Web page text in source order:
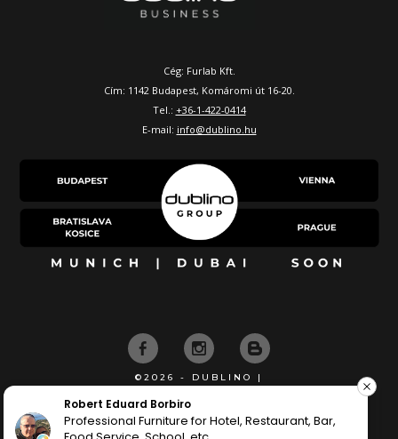
Cég: Furlab Kft.
Cím: 1142 Budapest, Komáromi út 16-20.
Tel.: +36-1-422-0414
E-mail: info@dublino.hu
©2026 - DUBLINO |
KÉSZÍTETTE
Kriszta Vecsei
minden rendben történt :)